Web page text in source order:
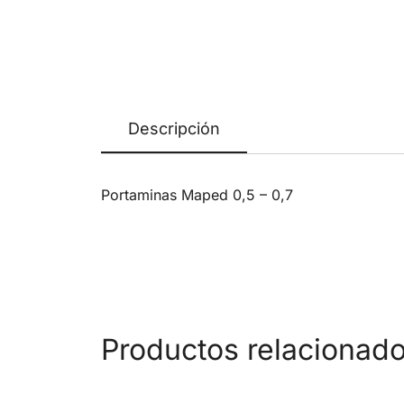
Descripción
Portaminas Maped 0,5 – 0,7
Productos